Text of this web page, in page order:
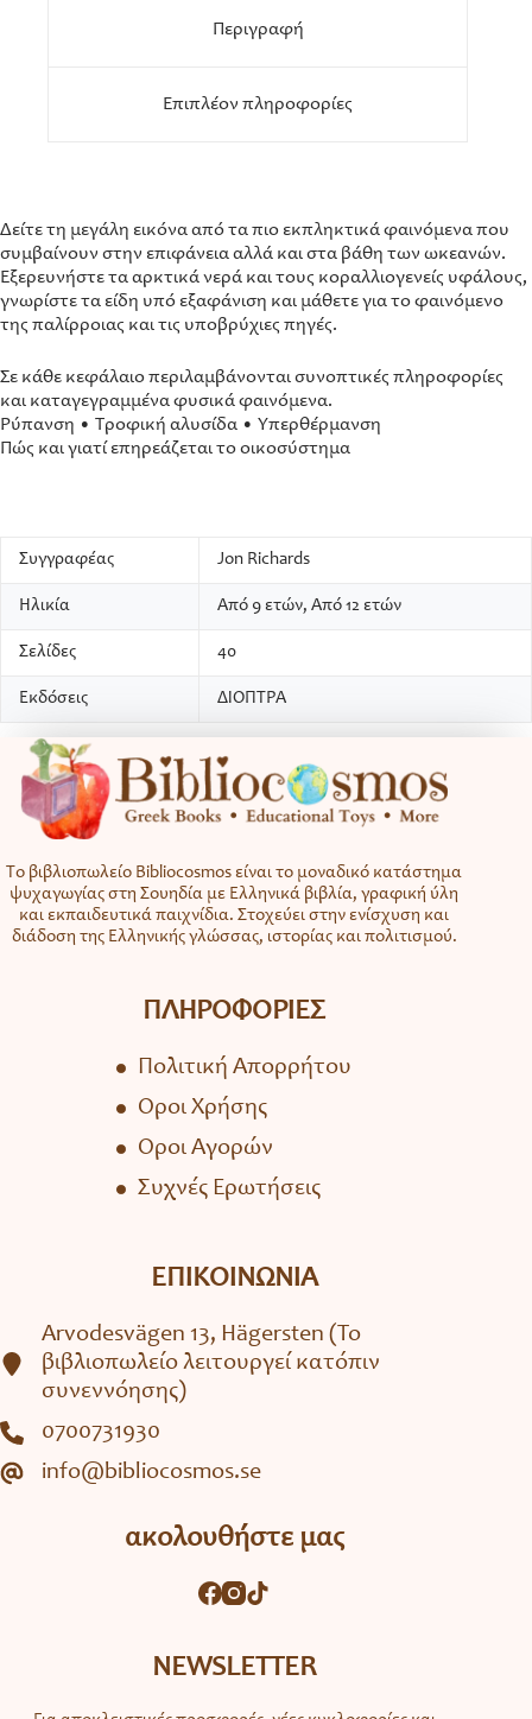
Περιγραφή
Επιπλέον πληροφορίες
Δείτε τη μεγάλη εικόνα από τα πιο εκπληκτικά φαινόμενα που
συμβαίνουν στην επιφάνεια αλλά και στα βάθη των ωκεανών.
Εξερευνήστε τα αρκτικά νερά και τους κοραλλιογενείς υφάλους,
γνωρίστε τα είδη υπό εξαφάνιση και μάθετε για το φαινόμενο
της παλίρροιας και τις υποβρύχιες πηγές.
Σε κάθε κεφάλαιο περιλαμβάνονται συνοπτικές πληροφορίες
και καταγεγραμμένα φυσικά φαινόμενα.
Ρύπανση • Τροφική αλυσίδα • Υπερθέρμανση
Πώς και γιατί επηρεάζεται το οικοσύστημα
Συγγραφέας Jon Richards
Ηλικία Από 9 ετών, Από 12 ετών
Σελίδες 40
Εκδόσεις ΔΙΟΠΤΡΑ
Το βιβλιοπωλείο Bibliocosmos είναι το μοναδικό κατάστημα
ψυχαγωγίας στη Σουηδία με Ελληνικά βιβλία, γραφική ύλη
και εκπαιδευτικά παιχνίδια. Στοχεύει στην ενίσχυση και
διάδοση της Ελληνικής γλώσσας, ιστορίας και πολιτισμού.
ΠΛΗΡΟΦΟΡΙΕΣ
Πολιτική Απορρήτου
Όροι Χρήσης
Όροι Αγορών
Συχνές Ερωτήσεις
ΕΠΙΚΟΙΝΩΝΙΑ
Arvodesvägen 13, Hägersten (To
βιβλιοπωλείο λειτουργεί κατόπιν
συνεννόησης)
0700731930
info@bibliocosmos.se
ακολουθήστε μας
NEWSLETTER